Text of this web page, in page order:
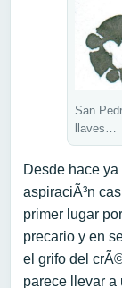
San
llaves…
Desde hace
aspiraciÃ³n
primer lugar
precario y en
el grifo del
parece llevar a